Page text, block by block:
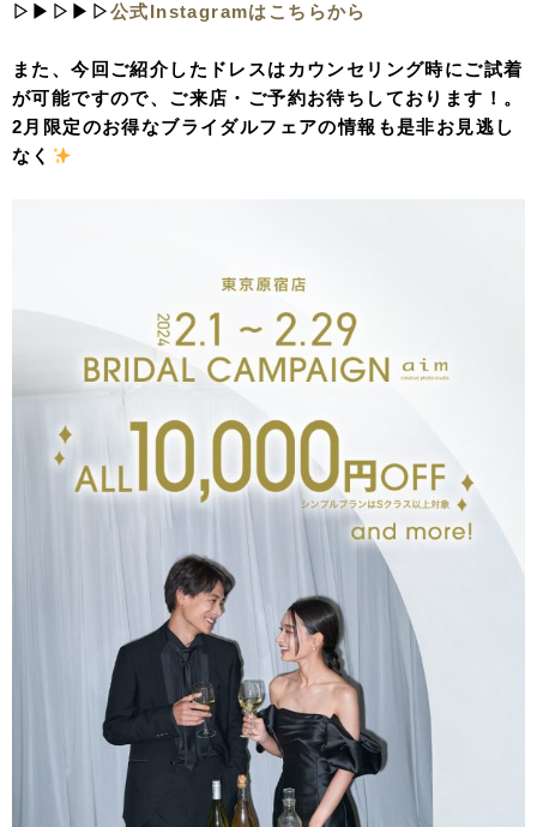
▷▶▷▶▷公式Instagramはこちらから
また、今回ご紹介したドレスはカウンセリング時にご試着
が可能ですので、ご来店・ご予約お待ちしております！。
2月限定のお得なブライダルフェアの情報も是非お見逃し
なく